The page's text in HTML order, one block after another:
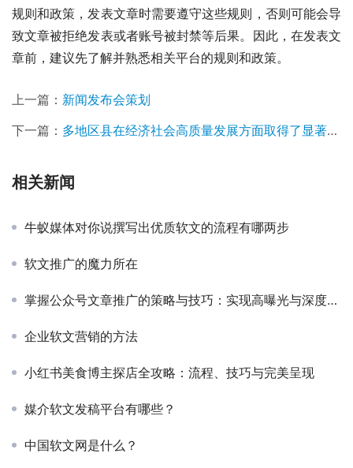
规则和政策，发表文章时需要遵守这些规则，否则可能会导
致文章被拒绝发表或者账号被封禁等后果。因此，在发表文
章前，建议先了解并熟悉相关平台的规则和政策。
上一篇： 新闻发布会策划
下一篇： 多地区县在经济社会高质量发展方面取得了显著成效
相关新闻
牛蚁媒体对你说撰写出优质软文的流程有哪两步
软文推广的魔力所在
掌握公众号文章推广的策略与技巧：实现高曝光与深度影响力
企业软文营销的方法
小红书美食博主探店全攻略：流程、技巧与完美呈现
媒介软文发稿平台有哪些？
中国软文网是什么？